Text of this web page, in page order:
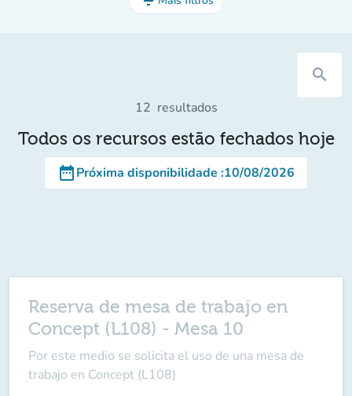
search
12 resultados
Todos os recursos estão fechados hoje
date_rangePróxima disponibilidade :10/08/2026
Reserva de mesa de trabajo en
Concept (L108) - Mesa 10
Por este medio se solicita el uso de una mesa de
trabajo en Concept (L108)